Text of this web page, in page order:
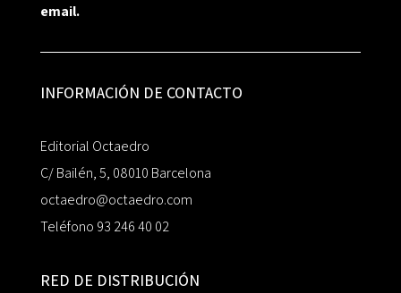
email.
INFORMACIÓN DE CONTACTO
Editorial Octaedro
C/ Bailén, 5, 08010 Barcelona
octaedro@octaedro.com
Teléfono 93 246 40 02
RED DE DISTRIBUCIÓN